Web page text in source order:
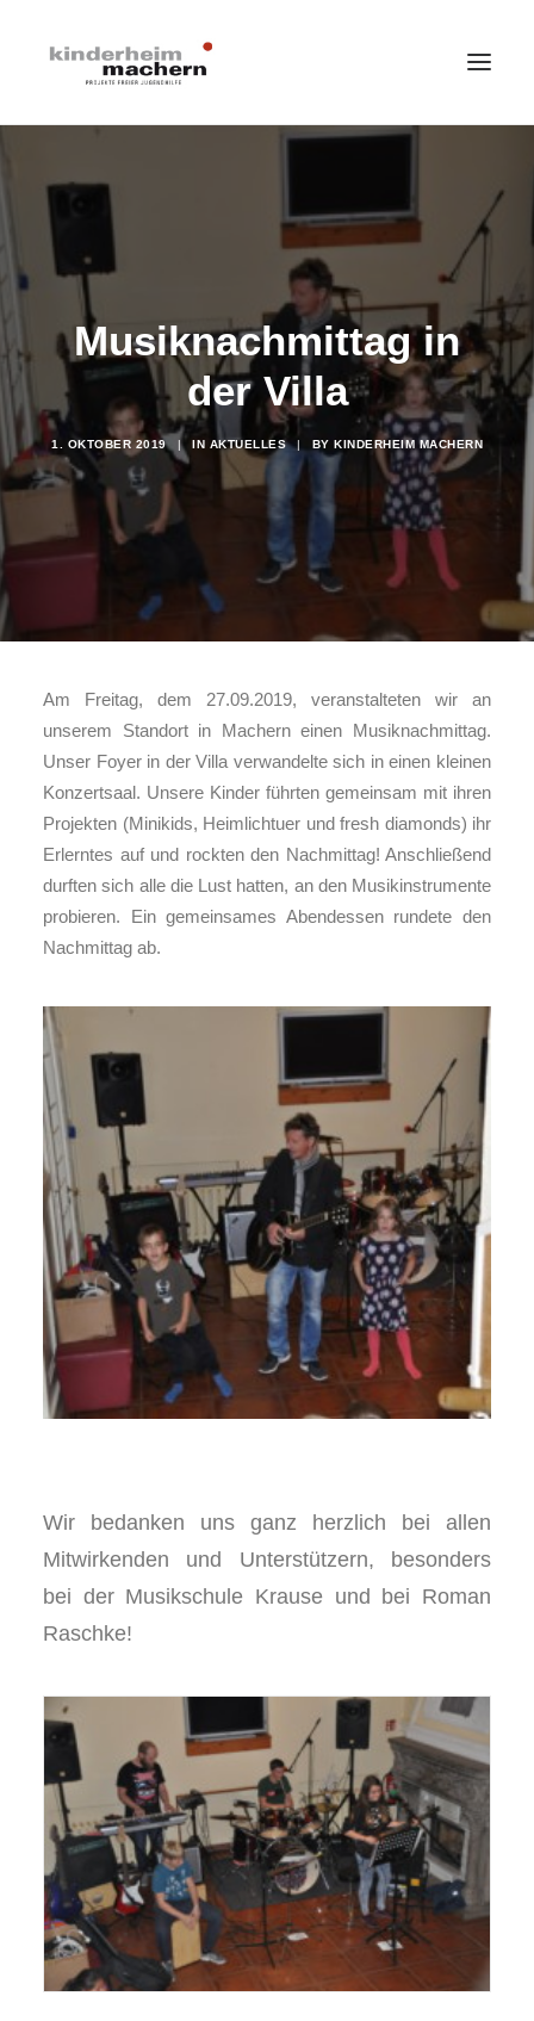
IMPRESSIONEN
STELLENANGEBOTE
SPENDEN
SEARCH
AKTUELLES
DATENSCHUTZ
KONTAKT
COOKIE-RICHTLINIE (EU)
Musiknachmittag in
der Villa
1. OKTOBER 2019 | IN AKTUELLES | BY KINDERHEIM MACHERN
Am Freitag, dem 27.09.2019, veranstalteten wir an
unserem Standort in Machern einen Musiknachmittag.
Unser Foyer in der Villa verwandelte sich in einen kleinen
Konzertsaal. Unsere Kinder führten gemeinsam mit ihren
Projekten (Minikids, Heimlichtuer und fresh diamonds) ihr
Erlerntes auf und rockten den Nachmittag! Anschließend
durften sich alle die Lust hatten, an den Musikinstrumente
probieren. Ein gemeinsames Abendessen rundete den
Nachmittag ab.
Wir bedanken uns ganz herzlich bei allen
Mitwirkenden und Unterstützern, besonders
bei der Musikschule Krause und bei Roman
Raschke!